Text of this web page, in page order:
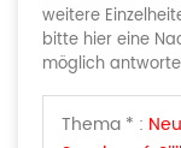
weitere
bitte hier eine
möglich
Thema * :